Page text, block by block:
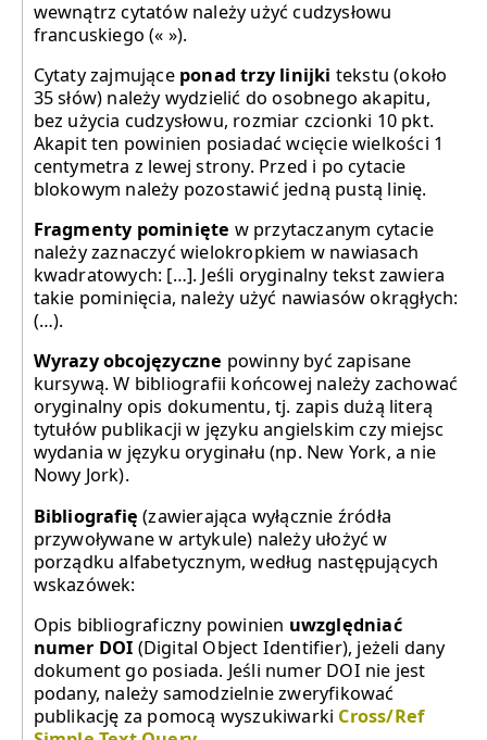
wewnątrz cytatów należy użyć cudzysłowu
francuskiego (« »).
Cytaty zajmujące ponad trzy linijki tekstu (około
35 słów) należy wydzielić do osobnego akapitu,
bez użycia cudzysłowu, rozmiar czcionki 10 pkt.
Akapit ten powinien posiadać wcięcie wielkości 1
centymetra z lewej strony. Przed i po cytacie
blokowym należy pozostawić jedną pustą linię.
Fragmenty pominięte w przytaczanym cytacie
należy zaznaczyć wielokropkiem w nawiasach
kwadratowych: […]. Jeśli oryginalny tekst zawiera
takie pominięcia, należy użyć nawiasów okrągłych:
(…).
Wyrazy obcojęzyczne powinny być zapisane
kursywą. W bibliografii końcowej należy zachować
oryginalny opis dokumentu, tj. zapis dużą literą
tytułów publikacji w języku angielskim czy miejsc
wydania w języku oryginału (np. New York, a nie
Nowy Jork).
Bibliografię (zawierająca wyłącznie źródła
przywoływane w artykule) należy ułożyć w
porządku alfabetycznym, według następujących
wskazówek:
Opis bibliograficzny powinien uwzględniać
numer DOI (Digital Object Identifier), jeżeli dany
dokument go posiada. Jeśli numer DOI nie jest
podany, należy samodzielnie zweryfikować
publikację za pomocą wyszukiwarki Cross/Ref